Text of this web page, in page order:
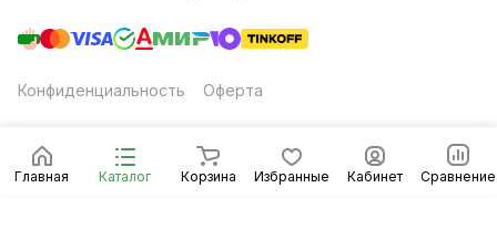
Главная Каталог Корзина Избранные Кабинет Сравнение
Конфиденциальность Оферта